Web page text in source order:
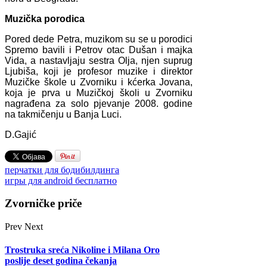
Muzička porodica
Pored dede Petra, muzikom su se u porodici
Spremo bavili i Petrov otac Dušan i majka
Vida, a nastavljaju sestra Olja, njen suprug
Ljubiša, koji je profesor muzike i direktor
Muzičke škole u Zvorniku i kćerka Jovana,
koja je prva u Muzičkoj školi u Zvorniku
nagrađena za solo pjevanje 2008. godine
na takmičenju u Banja Luci.
D.Gajić
перчатки для бодибилдинга
игры для android бесплатно
Zvorničke priče
Prev Next
Trostruka sreća Nikoline i Milana Oro
poslije deset godina čekanja